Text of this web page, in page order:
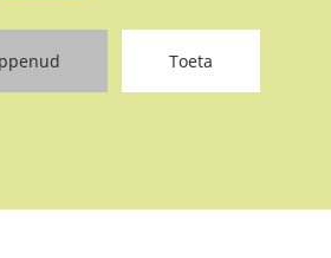
Toeta